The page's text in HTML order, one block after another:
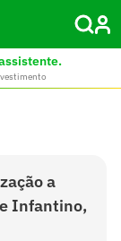
a
Infantino,